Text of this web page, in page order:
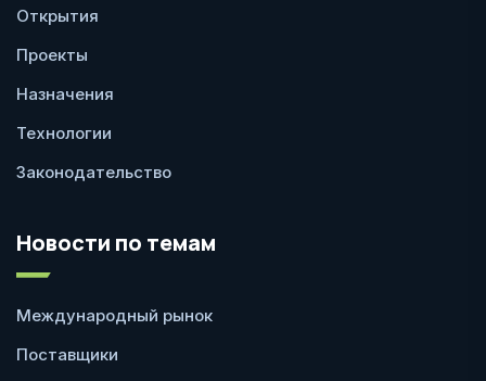
Открытия
Проекты
Назначения
Технологии
Законодательство
Новости по темам
Международный рынок
Поставщики